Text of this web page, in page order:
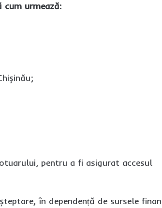
urmează:
pentru a fi asigurat accesul
în dependență de sursele